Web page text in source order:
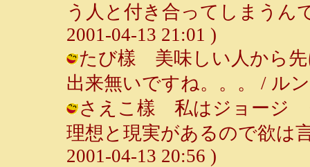
う人と付き合ってしまうん
2001-04-13 21:01 )
たび樣 美味しい人から先
出来無いですね。。。 / ル
さえこ樣 私はジョージ
理想と現実があるので欲は
2001-04-13 20:56 )